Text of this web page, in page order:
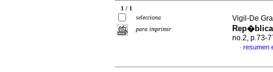
1 / 1
selecciona
para imprimir
Vigil-De
no.2, p.73-
· resumen